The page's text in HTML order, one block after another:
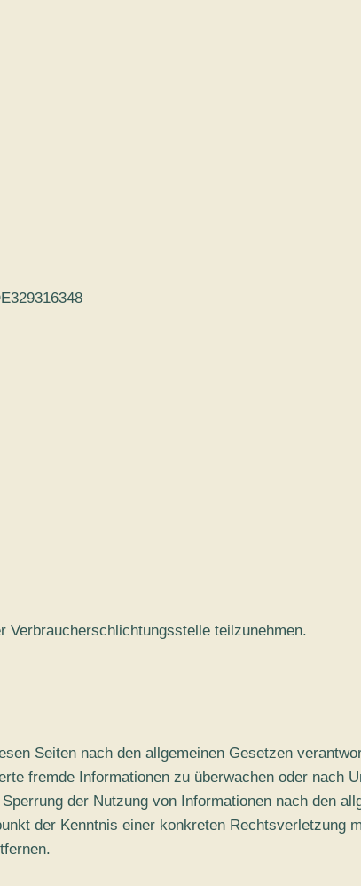
teilzunehmen.
Seiten nach den allgemeinen Gesetzen
fremde Informationen zu überwachen oder nach
der Nutzung von Informationen nach den
der Kenntnis einer konkreten Rechtsverletzung